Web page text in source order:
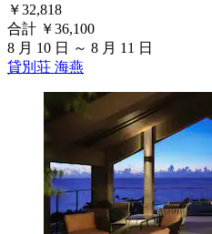
￥32,818
合計 ￥36,100
8 月 10 日 ～ 8 月 11 日
貸別荘 海燕